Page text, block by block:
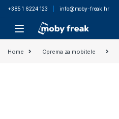
+385 1 6224 123 info@moby-freak.hr
Home Oprema za mobitele